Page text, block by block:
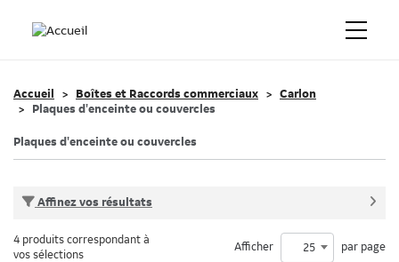
Accueil Boîtes et Raccords commerciaux
Carlon
Plaques d'enceinte ou couvercles
Plaques d'enceinte ou couvercles
Affinez vos résultats
4 produits correspondant à
vos sélections
Afficher 25 par page